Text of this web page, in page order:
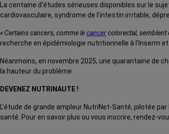
La centaine d’études sérieuses disponibles sur le
cardiovasculaire, syndrome de l’intestin irritable,
« Certains cancers, comme lecancercolorectal, semblent
recherche en épidémiologie nutritionnelle à l’Inserm
Néanmoins, en novembre 2025, une quarantaine de
la hauteur du problème.
DEVENEZ NUTRINAUTE !
L’étude de grande ampleur NutriNet-Santé, pilotée
santé. Pour en savoir plus ou vous inscrire, rendez-